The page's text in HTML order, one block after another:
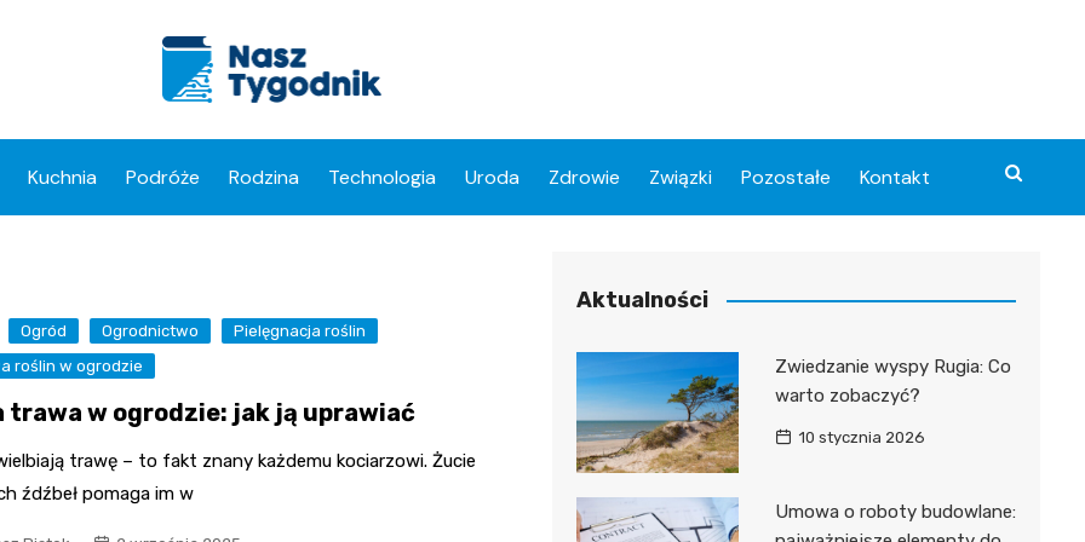
Kuchnia Podróże Rodzina Technologia Uroda Zdrowie Związki Pozostałe Kontakt
Ogród Ogrodnictwo
Pielęgnacja roślin
roślin w ogrodzie
trawa w ogrodzie: jak ją uprawiać
trawę – to fakt znany każdemu kociarzowi. Żucie
źdźbeł pomaga im w
Aktualności
Zwiedzanie wyspy Rugia: Co
warto zobaczyć?
10 stycznia 2026
Umowa o roboty budowlane: